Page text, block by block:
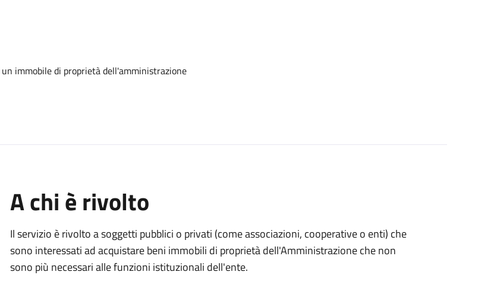
immobile di proprietà dell'amministrazione
A chi è rivolto
Il servizio è rivolto a soggetti pubblici o privati (come associazioni, cooperative o enti) che
sono interessati ad acquistare beni immobili di proprietà dell'Amministrazione che non
sono più necessari alle funzioni istituzionali dell'ente.